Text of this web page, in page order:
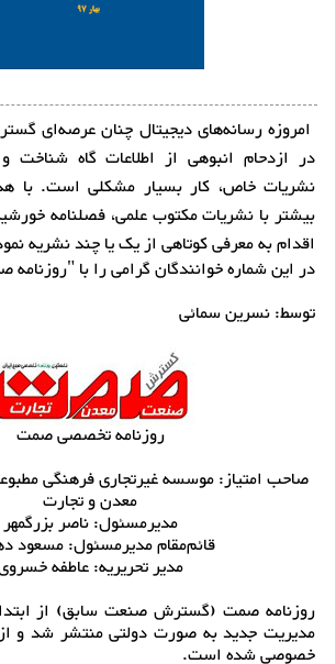
امروزه رسانه‌های دیجیتال چنان عرصه‌ای
در ازدحام انبوهی از اطلاعات گاه
نشریات خاص، کار بسیار مشکلی است. با
اقدام به معرفی کوتاهی از یک یا چند نشریه
در این شماره خوانندگان گرامی را با
توسط: نسرین سمائی
روزنامه تخصصی صمت
صاحب امتیاز: موسسه غیرتجاری فرهنگی
معدن و تجارت
مدیرمسئول: ناصر بزرگمهر
قائم‌مقام مدیرمسئول: مسعود
مدیر تحریریه: عاطفه
خصوصی شده است.